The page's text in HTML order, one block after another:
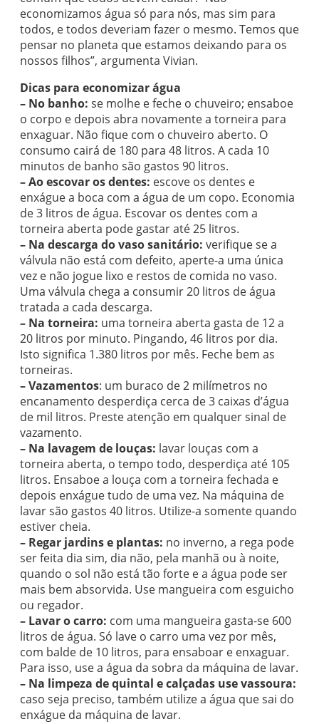
economizamos água só para nós, mas sim para
todos, e todos deveriam fazer o mesmo. Temos que
pensar no planeta que estamos deixando para os
nossos filhos”, argumenta Vivian.
Dicas para economizar água
– No banho: se molhe e feche o chuveiro; ensaboe
o corpo e depois abra novamente a torneira para
enxaguar. Não fique com o chuveiro aberto. O
consumo cairá de 180 para 48 litros. A cada 10
minutos de banho são gastos 90 litros.
– Ao escovar os dentes: escove os dentes e
enxágue a boca com a água de um copo. Economia
de 3 litros de água. Escovar os dentes com a
torneira aberta pode gastar até 25 litros.
– Na descarga do vaso sanitário: verifique se a
válvula não está com defeito, aperte-a uma única
vez e não jogue lixo e restos de comida no vaso.
Uma válvula chega a consumir 20 litros de água
tratada a cada descarga.
– Na torneira: uma torneira aberta gasta de 12 a
20 litros por minuto. Pingando, 46 litros por dia.
Isto significa 1.380 litros por mês. Feche bem as
torneiras.
– Vazamentos: um buraco de 2 milímetros no
encanamento desperdiça cerca de 3 caixas d’água
de mil litros. Preste atenção em qualquer sinal de
vazamento.
– Na lavagem de louças: lavar louças com a
torneira aberta, o tempo todo, desperdiça até 105
litros. Ensaboe a louça com a torneira fechada e
depois enxágue tudo de uma vez. Na máquina de
lavar são gastos 40 litros. Utilize-a somente quando
estiver cheia.
– Regar jardins e plantas: no inverno, a rega pode
ser feita dia sim, dia não, pela manhã ou à noite,
quando o sol não está tão forte e a água pode ser
mais bem absorvida. Use mangueira com esguicho
ou regador.
– Lavar o carro: com uma mangueira gasta-se 600
litros de água. Só lave o carro uma vez por mês,
com balde de 10 litros, para ensaboar e enxaguar.
Para isso, use a água da sobra da máquina de lavar.
– Na limpeza de quintal e calçadas use vassoura:
caso seja preciso, também utilize a água que sai do
enxágue da máquina de lavar.